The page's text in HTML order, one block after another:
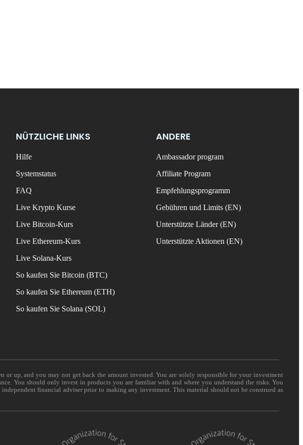
NÜTZLICHE LINKS
Hilfe
Systemstatus
FAQ
Live Krypto Kurse
Live Bitcoin-Kurs
Live Ethereum-Kurs
Live Solana-Kurs
So kaufen Sie Bitcoin (BTC)
So kaufen Sie Ethereum (ETH)
So kaufen Sie Solana (SOL)
ANDERE
Ambassador program
Affiliate Program
Empfehlungsprogramm
Gebühren und Limits (EN)
Unterstützte Länder (EN)
Unterstützte Aktionen (EN)
up, and you may not get back the amount invested. You are solely responsible for your investment
You should only invest in products you are familiar with and where you understand the risks. You
financial adviser prior to making any investment. This material should not be construed as